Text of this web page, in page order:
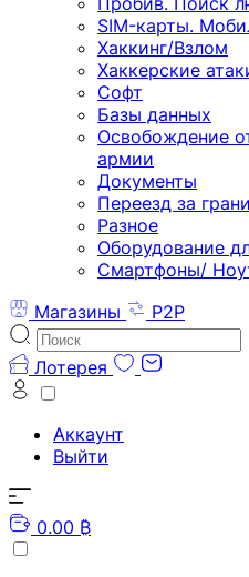
SIM-карты.
Хаккинг/Взлом
Хаккерские
Софт
Базы данных
Освобождение
армии
Документы
Переезд за
Разное
Оборудование
Смартфоны/
Магазины
P2P
Лотерея
Аккаунт
Выйти
0.00 ₿